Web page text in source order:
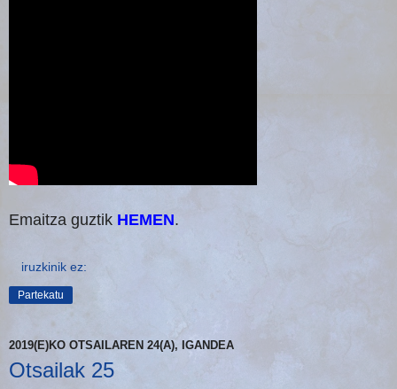
Emaitza guztik HEMEN.
iruzkinik ez:
Partekatu
2019(E)KO OTSAILAREN 24(A), IGANDEA
Otsailak 25